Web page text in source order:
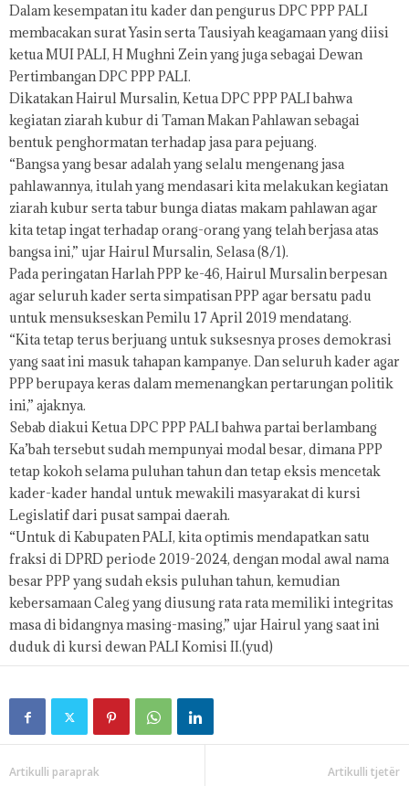
Dalam kesempatan itu kader dan pengurus DPC PPP PALI
membacakan surat Yasin serta Tausiyah keagamaan yang diisi
ketua MUI PALI, H Mughni Zein yang juga sebagai Dewan
Pertimbangan DPC PPP PALI.
Dikatakan Hairul Mursalin, Ketua DPC PPP PALI bahwa
kegiatan ziarah kubur di Taman Makan Pahlawan sebagai
bentuk penghormatan terhadap jasa para pejuang.
“Bangsa yang besar adalah yang selalu mengenang jasa
pahlawannya, itulah yang mendasari kita melakukan kegiatan
ziarah kubur serta tabur bunga diatas makam pahlawan agar
kita tetap ingat terhadap orang-orang yang telah berjasa atas
bangsa ini,” ujar Hairul Mursalin, Selasa (8/1).
Pada peringatan Harlah PPP ke-46, Hairul Mursalin berpesan
agar seluruh kader serta simpatisan PPP agar bersatu padu
untuk mensukseskan Pemilu 17 April 2019 mendatang.
“Kita tetap terus berjuang untuk suksesnya proses demokrasi
yang saat ini masuk tahapan kampanye. Dan seluruh kader agar
PPP berupaya keras dalam memenangkan pertarungan politik
ini,” ajaknya.
Sebab diakui Ketua DPC PPP PALI bahwa partai berlambang
Ka’bah tersebut sudah mempunyai modal besar, dimana PPP
tetap kokoh selama puluhan tahun dan tetap eksis mencetak
kader-kader handal untuk mewakili masyarakat di kursi
Legislatif dari pusat sampai daerah.
“Untuk di Kabupaten PALI, kita optimis mendapatkan satu
fraksi di DPRD periode 2019-2024, dengan modal awal nama
besar PPP yang sudah eksis puluhan tahun, kemudian
kebersamaan Caleg yang diusung rata rata memiliki integritas
masa di bidangnya masing-masing,” ujar Hairul yang saat ini
duduk di kursi dewan PALI Komisi II.(yud)
Artikulli paraprak Artikulli tjetër